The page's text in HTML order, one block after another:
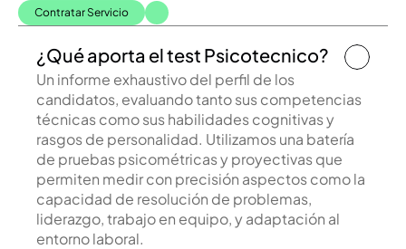
Contratar Servicio
¿Qué aporta el test Psicotecnico?
Un informe exhaustivo del perfil de los
candidatos, evaluando tanto sus competencias
técnicas como sus habilidades cognitivas y
rasgos de personalidad. Utilizamos una batería
de pruebas psicométricas y proyectivas que
permiten medir con precisión aspectos como la
capacidad de resolución de problemas,
liderazgo, trabajo en equipo, y adaptación al
entorno laboral.